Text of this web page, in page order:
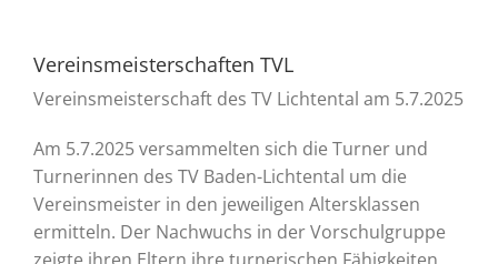
Vereinsmeisterschaften TVL
Vereinsmeisterschaft des TV Lichtental am 5.7.2025
Am 5.7.2025 versammelten sich die Turner und
Turnerinnen des TV Baden-Lichtental um die
Vereinsmeister in den jeweiligen Altersklassen
ermitteln. Der Nachwuchs in der Vorschulgruppe
zeigte ihren Eltern ihre turnerischen Fähigkeiten